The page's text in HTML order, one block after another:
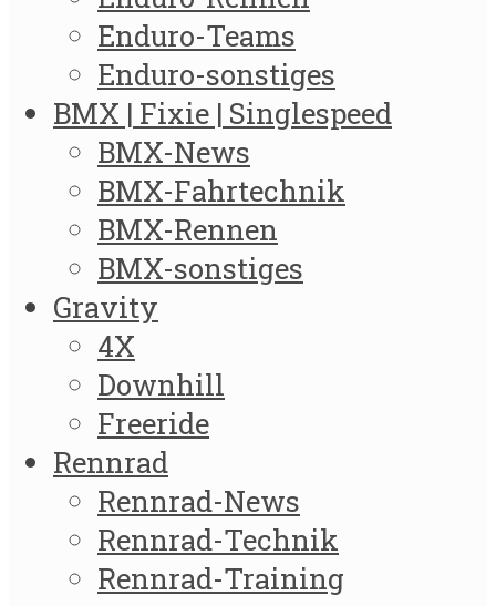
Enduro-Teams
Enduro-sonstiges
BMX | Fixie | Singlespeed
BMX-News
BMX-Fahrtechnik
BMX-Rennen
BMX-sonstiges
Gravity
4X
Downhill
Freeride
Rennrad
Rennrad-News
Rennrad-Technik
Rennrad-Training